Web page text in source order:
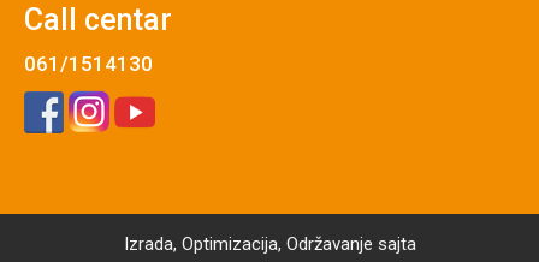
Call centar
061/1514130
Izrada, Optimizacija, Održavanje sajta